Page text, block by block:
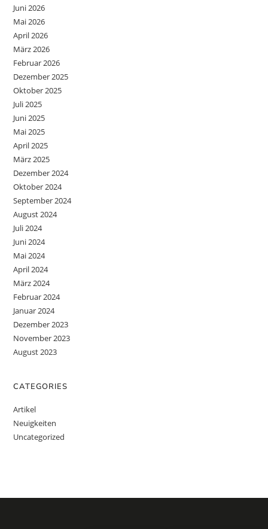
Juni 2026
Mai 2026
April 2026
März 2026
Februar 2026
Dezember 2025
Oktober 2025
Juli 2025
Juni 2025
Mai 2025
April 2025
März 2025
Dezember 2024
Oktober 2024
September 2024
August 2024
Juli 2024
Juni 2024
Mai 2024
April 2024
März 2024
Februar 2024
Januar 2024
Dezember 2023
November 2023
August 2023
CATEGORIES
Artikel
Neuigkeiten
Uncategorized